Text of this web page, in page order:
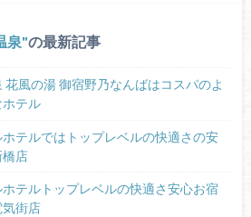
泉 の最新記事
花風の湯 御宿野乃なんばはコスパのよ
テル
ホテルではトップレベルの快適さの安
店
ホテルトップレベルの快適さ安心お宿
街店